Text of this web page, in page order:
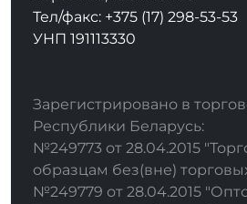
Тел/факс: +375 (17) 298-53-53
УНП 191113330
Зарегистрировано в
Республики Беларусь:
№249773 от 28.04.2015
образцам без(вне)
№249779 от 28.04.2015